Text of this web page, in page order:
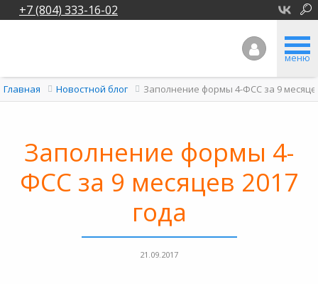
+7 (804) 333-16-02
меню
Главная Новостной блог Заполнение формы 4-ФСС за 9
Заполнение формы 4-
ФСС за 9 месяцев 2017
года
21.09.2017